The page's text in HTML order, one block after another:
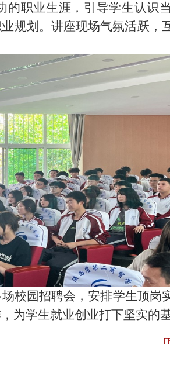
职业生涯，引导学生认识
规划。讲座现场气氛活跃，
校园招聘会，安排学生顶岗
为学生就业创业打下坚实的基
[